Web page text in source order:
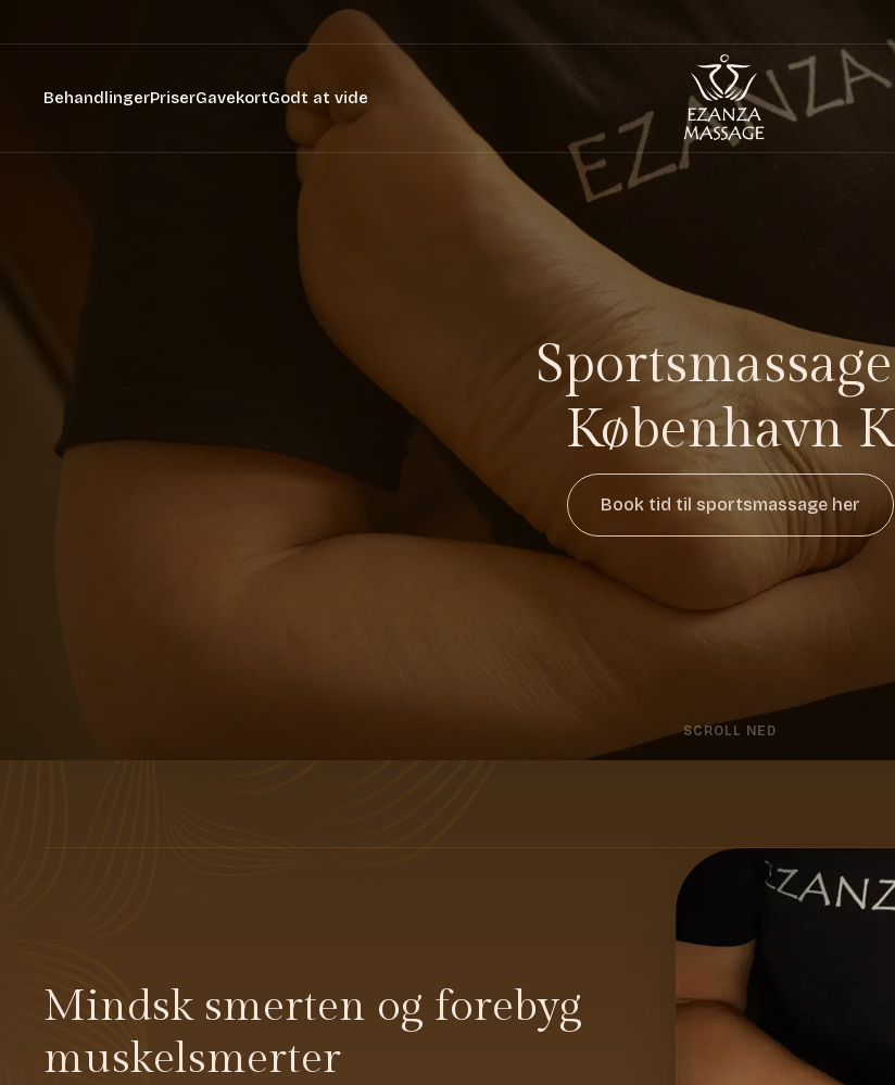
BehandlingerPriserGavekortGodt at vide
København K
Book tid til sportsmassage her
SCROLL NED
Mindsk smerten og forebyg
muskelsmerter